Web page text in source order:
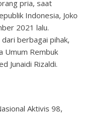
pria, saat
Indonesia, Joko
2021 lalu.
berbagai pihak,
Umum Rembuk
Junaidi Rizaldi.
Aktivis 98,